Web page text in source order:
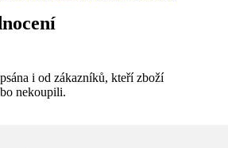
i od zákazníků, kteří zboží
nekoupili.